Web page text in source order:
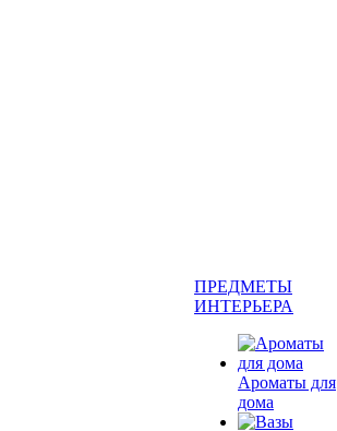
ПРЕДМЕТЫ
ИНТЕРЬЕРА
Ароматы для
дома